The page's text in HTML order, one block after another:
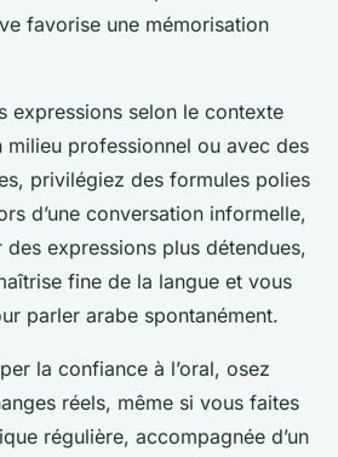
favorise une mémorisation
expressions selon le contexte
milieu professionnel ou avec des
privilégiez des formules polies
d’une conversation informelle,
expressions plus détendues,
fine de la langue et vous
parler arabe spontanément.
la confiance à l’oral, osez
réels, même si vous faites
régulière, accompagnée d’un